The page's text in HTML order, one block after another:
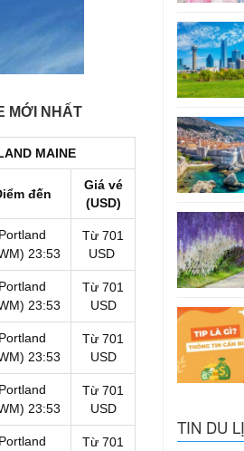
MỚI NHẤT
MAINE
đến
Giá vé
(USD)
Portland
23:53
Từ 701
USD
Portland
23:53
Từ 701
USD
Portland
23:53
Từ 701
USD
Portland
23:53
Từ 701
USD
Portland
Từ 701
TIN DU